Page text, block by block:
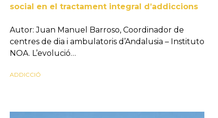
social en el tractament integral d’addiccions
Autor: Juan Manuel Barroso, Coordinador de
centres de dia i ambulatoris d’Andalusia – Instituto
NOA. L’evolució…
ADDICCIÓ